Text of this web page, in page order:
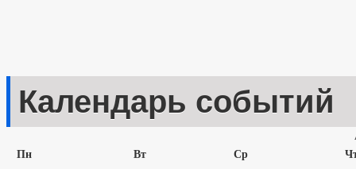
Календарь событий
Пн
Вт Ср